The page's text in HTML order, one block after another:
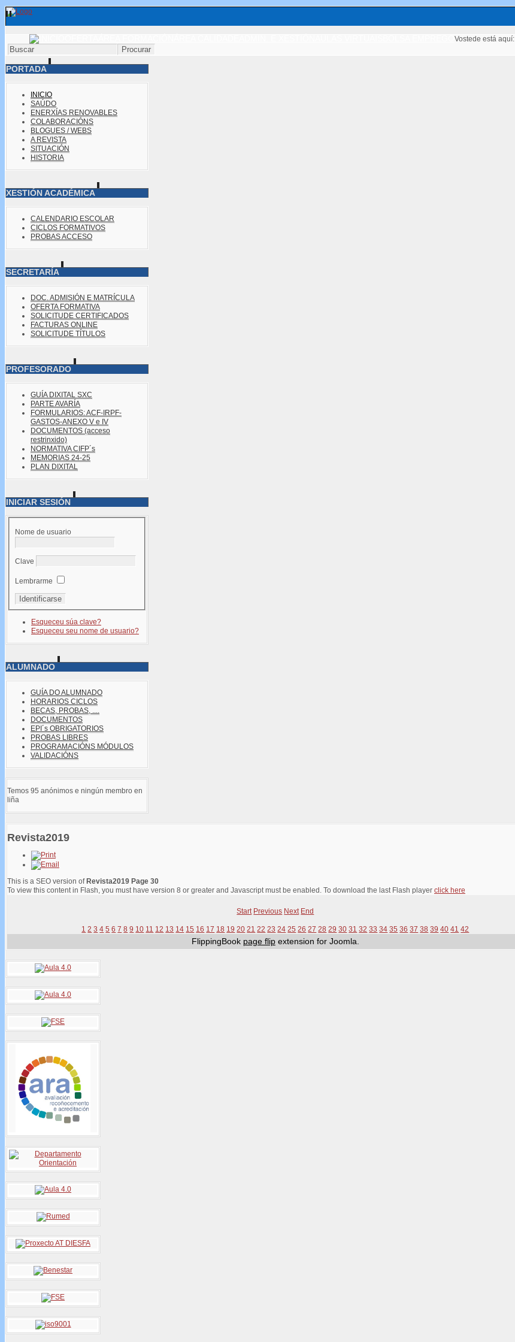
Vostede está aquí:
PORTADA
INICIO
SAÚDO
ENERXÍAS RENOVABLES
COLABORACIÓNS
BLOGUES / WEBS
A REVISTA
SITUACIÓN
HISTORIA
XESTIÓN ACADÉMICA
CALENDARIO ESCOLAR
CICLOS FORMATIVOS
PROBAS ACCESO
SECRETARÍA
DOC. ADMISIÓN E MATRÍCULA
OFERTA FORMATIVA
SOLICITUDE CERTIFICADOS
FACTURAS ONLINE
SOLICITUDE TÍTULOS
PROFESORADO
GUÍA DIXITAL SXC
PARTE AVARÍA
FORMULARIOS: ACF-IRPF-
GASTOS-ANEXO V e IV
DOCUMENTOS (acceso
restrinxido)
NORMATIVA CIFP´s
MEMORIAS 24-25
PLAN DIXITAL
INICIAR SESIÓN
Nome de usuario
Clave
Lembrarme
Esqueceu súa clave?
Esqueceu seu nome de usuario?
ALUMNADO
GUÍA DO ALUMNADO
HORARIOS CICLOS
BECAS, PROBAS, ....
DOCUMENTOS
EPI´s OBRIGATORIOS
PROBAS LIBRES
PROGRAMACIÓNS MÓDULOS
VALIDACIÓNS
Temos 95 anónimos e ningún membro en
liña
Revista2019
This is a SEO version of Revista2019 Page 30
To view this content in Flash, you must have version 8 or greater and Javascript must be enabled. To download the last Flash player click here
Start Previous Next End
1 2 3 4 5 6 7 8 9 10 11 12 13 14 15 16 17 18 19 20 21 22 23 24 25 26 27 28 29 30 31 32 33 34 35 36 37 38 39 40 41 42
FlippingBook page flipextension for Joomla.